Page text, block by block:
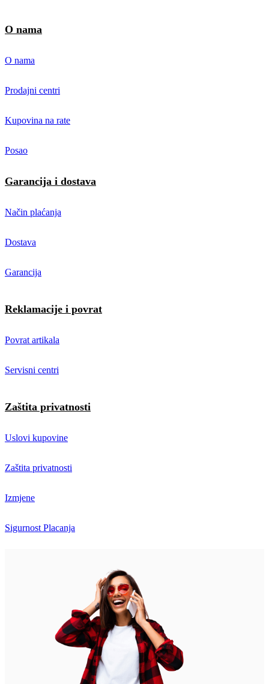
O nama
O nama
Prodajni centri
Kupovina na rate
Posao
Garancija i dostava
Način plaćanja
Dostava
Garancija
Reklamacije i povrat
Povrat artikala
Servisni centri
Zaštita privatnosti
Uslovi kupovine
Zaštita privatnosti
Izmjene
Sigurnost Placanja